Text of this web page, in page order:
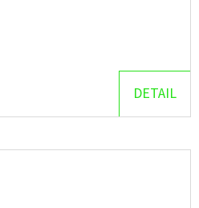
DETAIL